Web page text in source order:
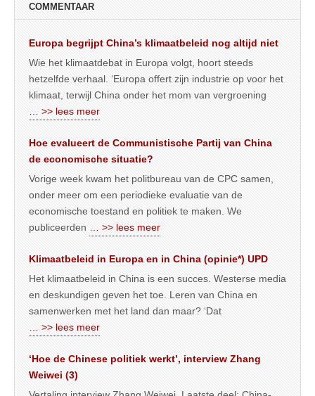
COMMENTAAR
Europa begrijpt China’s klimaatbeleid nog altijd niet
Wie het klimaatdebat in Europa volgt, hoort steeds
hetzelfde verhaal. ‘Europa offert zijn industrie op voor het
klimaat, terwijl China onder het mom van vergroening
… >> lees meer
Hoe evalueert de Communistische Partij van China
de economische situatie?
Vorige week kwam het politbureau van de CPC samen,
onder meer om een periodieke evaluatie van de
economische toestand en politiek te maken. We
publiceerden
… >> lees meer
Klimaatbeleid in Europa en in China (opinie*) UPD
Het klimaatbeleid in China is een succes. Westerse media
en deskundigen geven het toe. Leren van China en
samenwerken met het land dan maar? ‘Dat
… >> lees meer
‘Hoe de Chinese politiek werkt’, interview Zhang
Weiwei (3)